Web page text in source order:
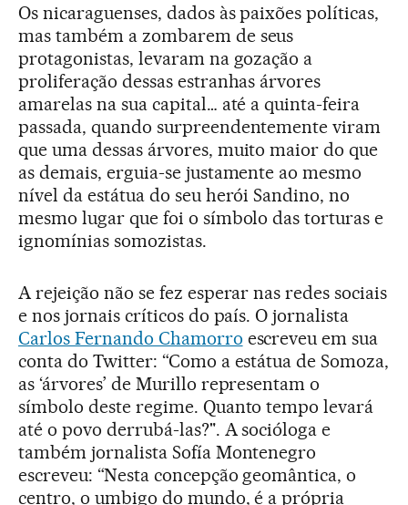
Os nicaraguenses, dados às paixões políticas,
mas também a zombarem de seus
protagonistas, levaram na gozação a
proliferação dessas estranhas árvores
amarelas na sua capital… até a quinta-feira
passada, quando surpreendentemente viram
que uma dessas árvores, muito maior do que
as demais, erguia-se justamente ao mesmo
nível da estátua do seu herói Sandino, no
mesmo lugar que foi o símbolo das torturas e
ignomínias somozistas.
A rejeição não se fez esperar nas redes sociais
e nos jornais críticos do país. O jornalista
Carlos Fernando Chamorro escreveu em sua
conta do Twitter: “Como a estátua de Somoza,
as ‘árvores’ de Murillo representam o
símbolo deste regime. Quanto tempo levará
até o povo derrubá-las?". A socióloga e
também jornalista Sofía Montenegro
escreveu: “Nesta concepção geomântica, o
centro, o umbigo do mundo, é a própria